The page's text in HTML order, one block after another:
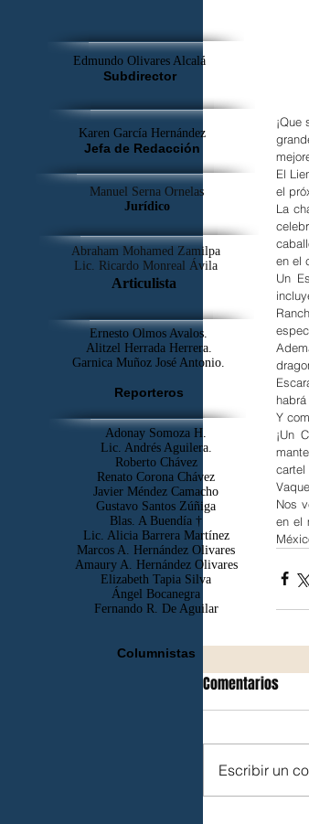
El
el
La
en el
Un
Y
¡Un
Nos
en el
Comentarios
Escribir un
Edmundo Olivares Alcalá
Subdirector
Karen García Hernández
Jefa de Redacción
Manuel Serna Ornelas
Jurídico
Abraham Mohamed Zamilpa
Lic. Ricardo Monreal Ávila
Articulista
Ernesto Olmos Avalos.
Alitzel Herrada Herrera.
Garnica Muñoz José Antonio.
Reporteros
Adonay Somoza H.
Lic. Andrés Aguilera.
Roberto Chávez
Renato Corona Chávez
Javier Méndez Camacho
Gustavo Santos Zúñiga
Blas. A Buendía †
​Lic. Alicia Barrera Martínez
Marcos A. Hernández Olivares
Amaury A. Hernández Olivares
Elizabeth Tapia Silva
Ángel Bocanegra
Fernando R. De Aguilar
Columnistas